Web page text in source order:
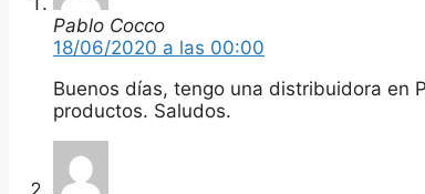
Pablo Cocco
18/06/2020 a las 00:00
Buenos días, tengo una distribuidora en
productos. Saludos.